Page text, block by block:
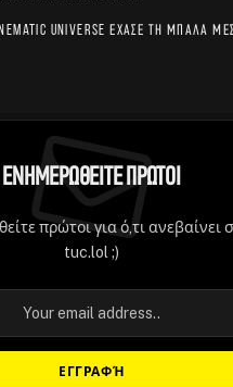
Universe έχασε τη μπάλα
Ενημερωθείτε Πρώτοι
πρώτοι για ό,τι ανεβαίνει
tuc.lol ;)